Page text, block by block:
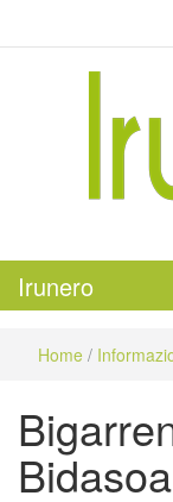
Irunero
Home /